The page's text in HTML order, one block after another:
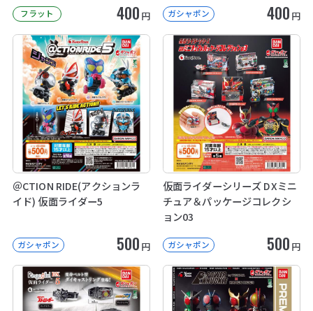
フラット 400 円 ガシャポン 400 円
＠CTION RIDE(アクションラ
イド) 仮面ライダー5
ガシャポン 500 円
仮面ライダーシリーズ DXミニ
チュア＆パッケージコレクシ
ョン03
ガシャポン 500 円